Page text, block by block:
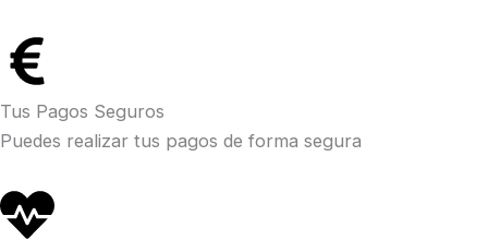
Tus Pagos Seguros
Puedes realizar tus pagos de forma segura